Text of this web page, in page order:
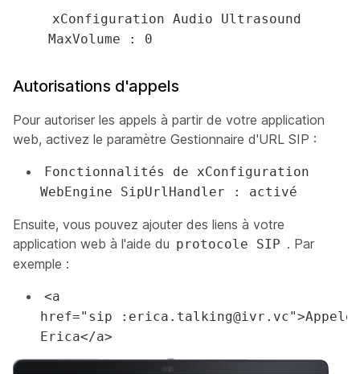
xConfiguration Audio Ultrasound
MaxVolume : 0
Autorisations d'appels
Pour autoriser les appels à partir de votre application
web, activez le paramètre Gestionnaire d'URL SIP :
Fonctionnalités de xConfiguration
WebEngine SipUrlHandler : activé
Ensuite, vous pouvez ajouter des liens à votre
application web à l'aide du protocole SIP . Par
exemple :
<a
href="sip
Erica</a>